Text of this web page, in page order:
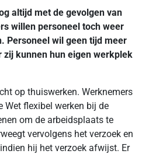
altijd met de gevolgen van
willen personeel toch weer
Personeel wil geen tijd meer
zij kunnen hun eigen werkplek
op thuiswerken. Werknemers
Wet flexibel werken bij de
om de arbeidsplaats te
vervolgens het verzoek en
hij het verzoek afwijst. Er